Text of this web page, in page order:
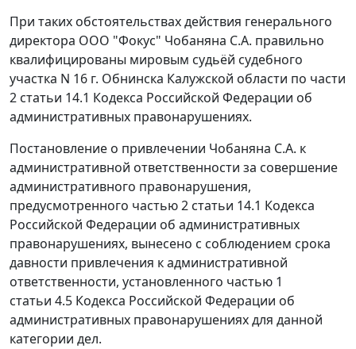
При таких обстоятельствах действия генерального
директора ООО "Фокус" Чобаняна С.А. правильно
квалифицированы мировым судьёй судебного
участка N 16 г. Обнинска Калужской области по части
2 статьи 14.1 Кодекса Российской Федерации об
административных правонарушениях.
Постановление о привлечении Чобаняна С.А. к
административной ответственности за совершение
административного правонарушения,
предусмотренного частью 2 статьи 14.1 Кодекса
Российской Федерации об административных
правонарушениях, вынесено с соблюдением срока
давности привлечения к административной
ответственности, установленного частью 1
статьи 4.5 Кодекса Российской Федерации об
административных правонарушениях для данной
категории дел.